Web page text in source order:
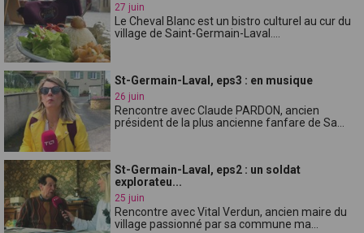
27 juin
Le Cheval Blanc est un bistro culturel au cur du
village de Saint-Germain-Laval....
St-Germain-Laval, eps3 : en musique
26 juin
Rencontre avec Claude PARDON, ancien
président de la plus ancienne fanfare de Sa...
St-Germain-Laval, eps2 : un soldat
explorateu...
25 juin
Rencontre avec Vital Verdun, ancien maire du
village passionné par sa commune ma...